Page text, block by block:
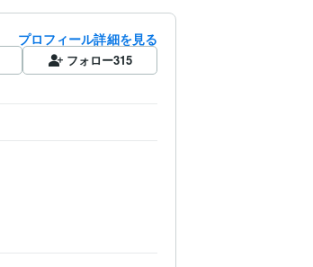
プロフィール詳細を見る
フォロー315